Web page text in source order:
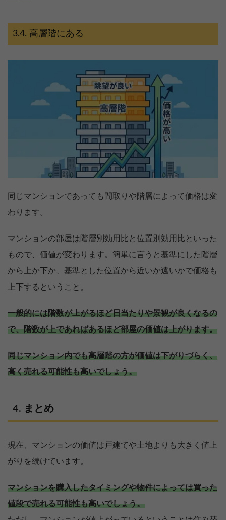
高層階にある
同じマンションであっても間取りや階層によって価格は変
わります。
マンションの部屋は階層別効用比と位置別効用比といった
もので、価値が変わります。簡単に言うと基準にした階層
から上か下か、基準とした位置から近いか遠いかで価格も
上下するということ。
一般的には階数が上がるほど日当たりや景観が良くなるの
で、階数が上であればあるほど部屋の価値は上がります。
同じマンション内でも高層階の方が価値は下がりづらく、
高く売れる可能性も高いでしょう。
まとめ
現在、マンションの価値は戸建てや土地よりも大きく値上
がりを続けています。
マンションを購入したタイミングや物件によっては買った
値段で売れる可能性も高いでしょう。